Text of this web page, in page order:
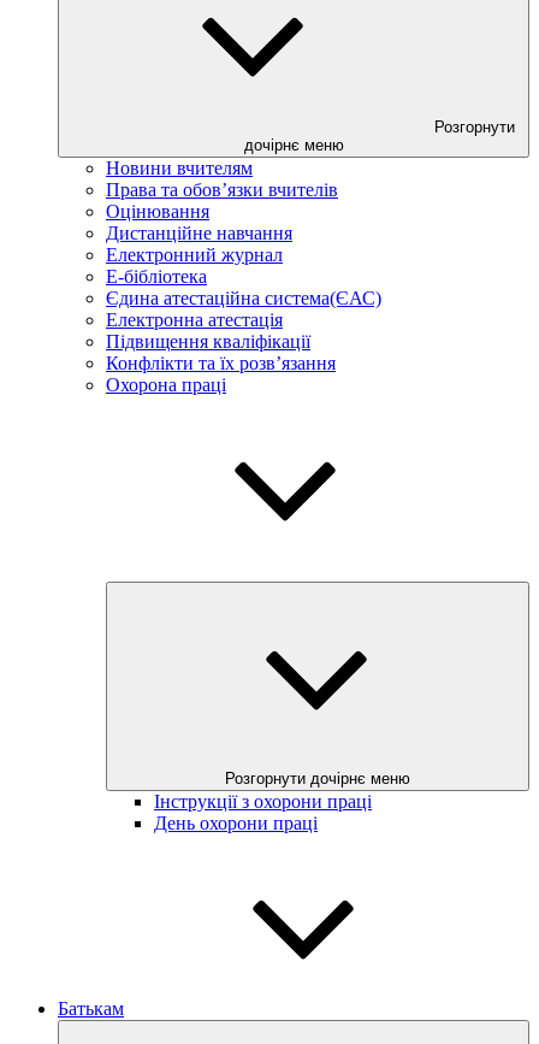
Розгорнути
дочірнє меню
Новини вчителям
Права та обов’язки вчителів
Оцінювання
Дистанційне навчання
Електронний журнал
E-бібліотека
Єдина атестаційна система(ЄАС)
Електронна атестація
Підвищення кваліфікації
Конфлікти та їх розв’язання
Охорона праці
Розгорнути дочірнє меню
Інструкції з охорони праці
День охорони праці
Батькам